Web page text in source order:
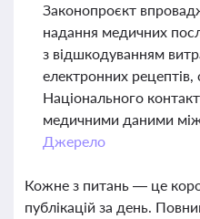
Законопроєкт
надання медичних
з відшкодуванням
електронних
Національного
медичними даними
Джерело
Кожне з питань — це
публікацій за день.